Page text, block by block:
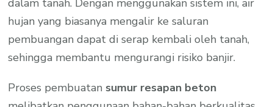
dalam tanah. Dengan menggunakan sistem ini, air
hujan yang biasanya mengalir ke saluran
pembuangan dapat di serap kembali oleh tanah,
sehingga membantu mengurangi risiko banjir.
Proses pembuatan sumur resapan beton